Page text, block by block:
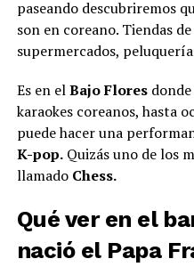
paseando descubriremos
son en coreano. Tiendas
supermercados,
Es en elBajo Floresdonde
karaokes coreanos, hasta
puede hacer una
K-pop.Quizás uno de los
llamado Chess.
Qué ver en el
nacióel Papa